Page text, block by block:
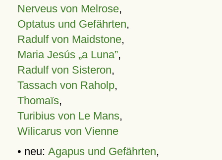
Nerveus von Melrose,
Optatus und Gefährten,
Radulf von Maidstone,
Maria Jesús „a Luna”,
Radulf von Sisteron,
Tassach von Raholp,
Thomaïs,
Turibius von Le Mans,
Wilicarus von Vienne
• neu: Agapus und Gefährten,